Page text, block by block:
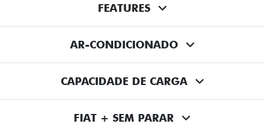
FEATURES
AR-CONDICIONADO
CAPACIDADE DE CARGA
FIAT + SEM PARAR